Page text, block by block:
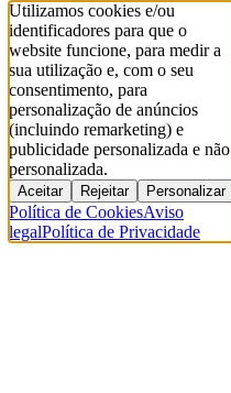
Utilizamos cookies e/ou
identificadores para que o
website funcione, para medir a
sua utilização e, com o seu
consentimento, para
personalização de anúncios
(incluindo remarketing) e
publicidade personalizada e não
personalizada.
Aceitar Rejeitar Personalizar
Política de CookiesAviso
legalPolítica de Privacidade